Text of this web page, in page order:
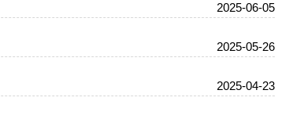
2025-06-05
2025-05-26
2025-04-23